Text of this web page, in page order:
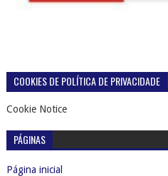
COOKIES DE POLÍTICA DE PRIVACIDADE
Cookie Notice
PÁGINAS
Página inicial